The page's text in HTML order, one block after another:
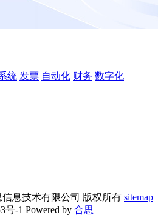
统 发票 自动化 财务 数字化
息技术有限公司 版权所有 sitemap
号-1 Powered by 合思